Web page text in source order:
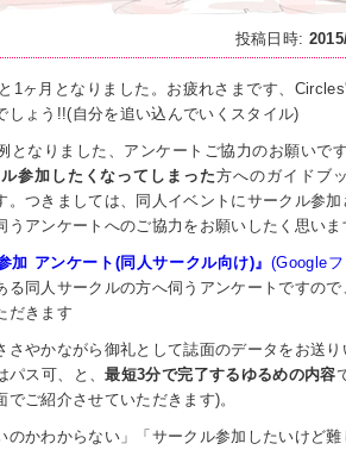
投稿日時
1ヶ月となりました。お疲れさまです、
ょう!!(自分を追い込んでいくスタイル)
となりました、アンケートご協力のお願いで
参加したくなってしまった方へのガイドブ
。つきましては、同人イベントにサークル参
うアンケートへのご協力をお願いしたく思いま
加 アンケート(同人サークル向け)』(Google
る同人サークルの方へ伺うアンケートですの
だきます
さやかながら御礼として誌面のデータをお送
パス可、と、最短3分で完了するゆるめの内容
ご紹介させていただきます)。
のかわからない」「サークル参加したいけど